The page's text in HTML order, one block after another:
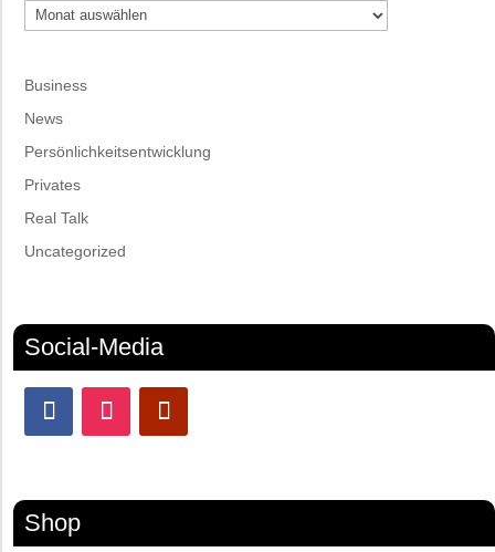
Archiv
Business
News
Persönlichkeitsentwicklung
Privates
Real Talk
Uncategorized
Social-Media
Shop